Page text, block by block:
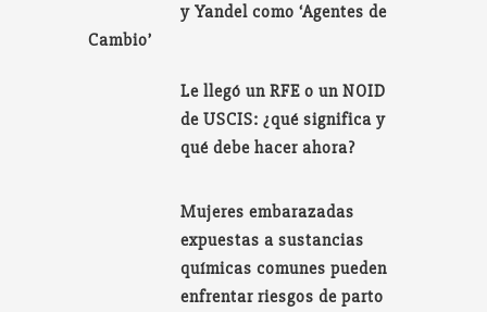
y Yandel como ‘Agentes de
Cambio’
Le llegó un RFE o un NOID
de USCIS: ¿qué significa y
qué debe hacer ahora?
Mujeres embarazadas
expuestas a sustancias
químicas comunes pueden
enfrentar riesgos de parto